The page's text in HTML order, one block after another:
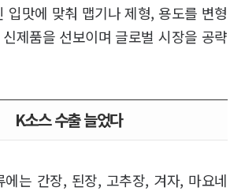
입맛에 맞춰 맵기나 제형, 용도를 변형
제품을 선보이며 글로벌 시장을 공략
K소스 수출 늘었다
에는 간장, 된장, 고추장, 겨자, 마요네